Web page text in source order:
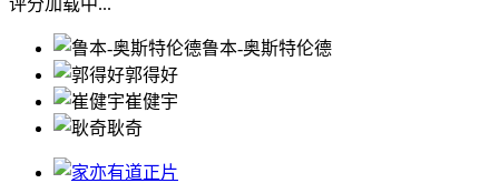
鲁本-奥斯特伦德
郭得好
崔健宇
耿奇
正片